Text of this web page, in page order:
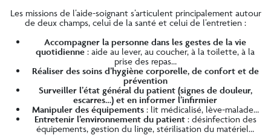
Les missions de l’aide-soignant s’articulent principalement autour
de deux champs, celui de la santé et celui de l’entretien :
Accompagner la personne dans les gestes de la vie
quotidienne: aide au lever, au coucher, à la toilette, à la
prise des repas…
Réaliser des soins d’hygiène corporelle, de confort et de
prévention
Surveiller l’état général du patient (signes de douleur,
escarres…) et en informer l’infirmier
Manipuler des équipements: lit médicalisé, lève-malade…
Entretenir l’environnement du patient: désinfection des
équipements, gestion du linge, stérilisation du matériel…